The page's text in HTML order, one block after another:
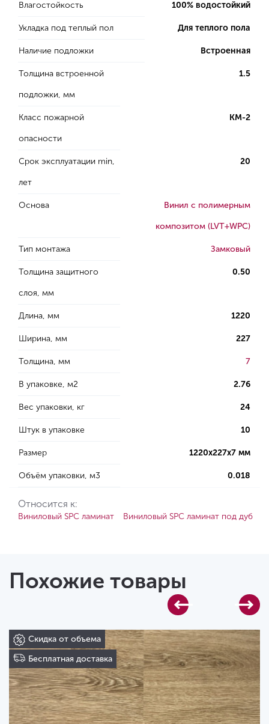
Влагостойкость 100% водостойкий
Укладка под теплый пол Для теплого пола
Наличие подложки Встроенная
Толщина встроенной
подложки, мм
1.5
Класс пожарной
опасности
КМ-2
Срок эксплуатации min,
лет
20
Основа Винил с полимерным
композитом (LVT+WPC)
Тип монтажа Замковый
Толщина защитного
слоя, мм
0.50
Длина, мм 1220
Ширина, мм 227
Толщина, мм 7
В упаковке, м2 2.76
Вес упаковки, кг 24
Штук в упаковке 10
Размер 1220х227х7 мм
Объём упаковки, м3 0.018
Относится к:
Виниловый SPC ламинат Виниловый SPC ламинат под дуб
Похожие товары
Скидка от объема
Бесплатная доставка